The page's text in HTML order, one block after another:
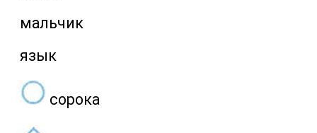
мальчик
язык
сорока